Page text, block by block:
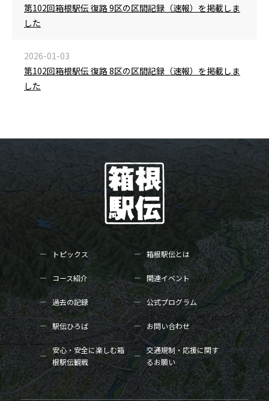
第102回箱根駅伝 復路 9区の区間記録（速報）を掲載しま
した
2026-01-03
第102回箱根駅伝 復路 8区の区間記録（速報）を掲載しま
した
トピックス 箱根駅伝とは
コース紹介 関連イベント
過去の記録 公式プログラム
駅伝ひろば お問い合わせ
安心・安全に楽しむ箱
根駅伝観戦
交通規制・応援に関す
るお願い